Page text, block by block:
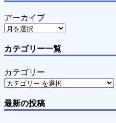
アーカイブ
カテゴリー一覧
カテゴリー
最新の投稿